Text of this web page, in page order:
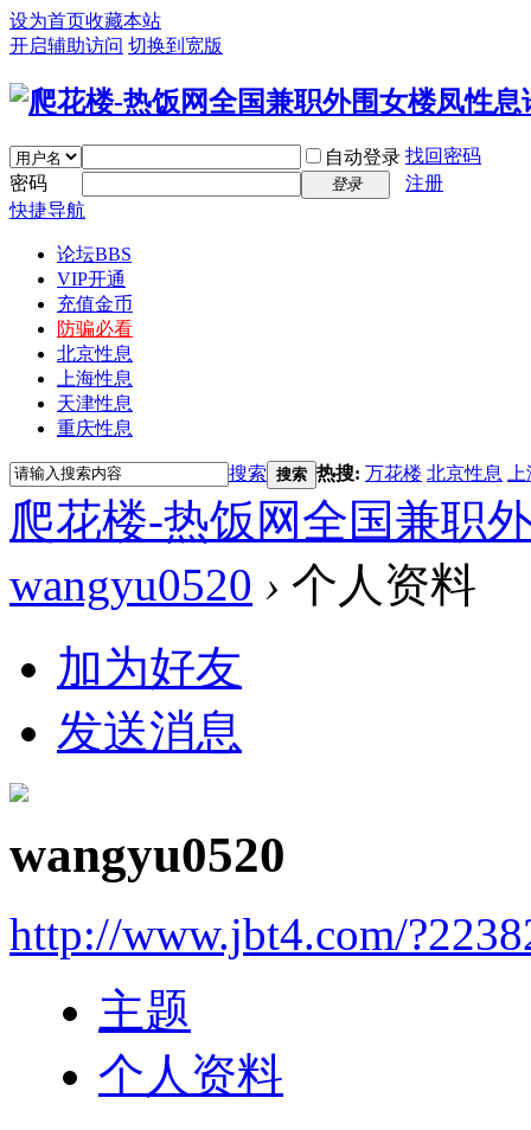
设为首页收藏本站
开启辅助访问 切换到宽版
自动登录 找回密码
密码
登录
注册
快捷导航
论坛BBS
VIP开通
充值金币
防骗必看
北京性息
上海性息
天津性息
重庆性息
搜索 搜索 热搜: 万花楼 北京性息
爬花楼-热饭网全国兼职
wangyu0520 › 个人资料
加为好友
发送消息
wangyu0520
http://www.jbt4.com/
主题
个人资料